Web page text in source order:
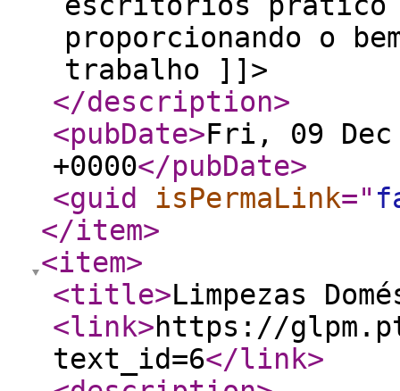
proporcionando o
trabalho ]]>
</description>
<pubDate>Fri, 09 Dec
+0000</pubDate>
<guid
isPermaLink="
</item>
<item>
<title>Limpezas
<link>https://
text_id=6</link>